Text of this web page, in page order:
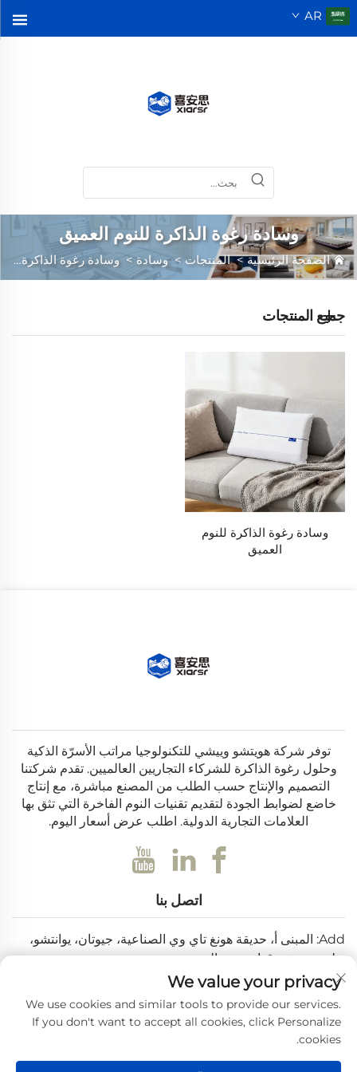
AR
وسادة رغوة الذاكرة للنوم العميق
الصفحة الرئيسية>المنتجات>وسادة>وسادة رغوة الذاكرة للنوم العميق
جميع المنتجات
وسادة رغوة الذاكرة للنوم
العميق
توفر شركة هويتشو وييشي للتكنولوجيا مراتب الأسرّة الذكية
وحلول رغوة الذاكرة للشركاء التجاريين العالميين. تقدم شركتنا
التصميم والإنتاج حسب الطلب من المصنع مباشرة، مع إنتاج
خاضع لضوابط الجودة لتقديم تقنيات النوم الفاخرة التي تثق بها
العلامات التجارية الدولية. اطلب عرض أسعار اليوم.
اتصل بنا
Add: المبنى أ، حديقة هونغ تاي وي الصناعية، جيوتان، يوانتشو،
بولو، هويتشو، قوانغدونغ، الصين
البريد الإلكتروني:[email protected]
هاتف: +86-0752-6688646
حقوق الطبع والنشر © 2025 بواسطة شركة هويتشو ويي شي للتكنولوجيا
We value your privacy
We use cookies and similar tools to provide our services.
If you don't want to accept all cookies, click Personalize
cookies.